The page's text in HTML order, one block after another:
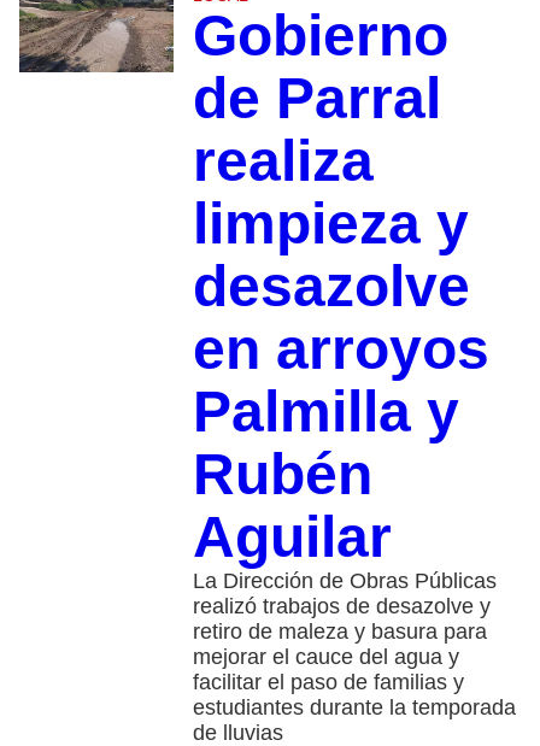
Gobierno
de Parral
realiza
limpieza y
desazolve
en arroyos
Palmilla y
Rubén
Aguilar
La Dirección de Obras Públicas
realizó trabajos de desazolve y
retiro de maleza y basura para
mejorar el cauce del agua y
facilitar el paso de familias y
estudiantes durante la temporada
de lluvias